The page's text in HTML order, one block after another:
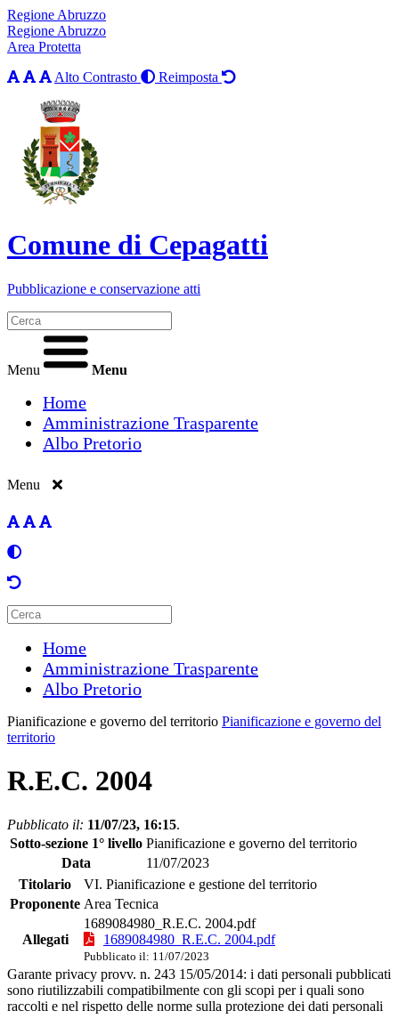
Regione Abruzzo
Regione Abruzzo
Area Protetta
Alto Contrasto
Reimposta
Comune di Cepagatti
Pubblicazione e conservazione atti
Menu Menu
Home
Amministrazione Trasparente
Albo Pretorio
Menu
Home
Amministrazione Trasparente
Albo Pretorio
Pianificazione e governo del territorio Pianificazione e governo del
territorio
R.E.C. 2004
Pubblicato il: 11/07/23, 16:15.
Sotto-sezione 1° livello Pianificazione e governo del territorio
Data
11/07/2023
Titolario
VI. Pianificazione e gestione del territorio
Proponente Area Tecnica
Allegati
1689084980_R.E.C. 2004.pdf
1689084980_R.E.C. 2004.pdf
Pubblicato il: 11/07/2023
Garante privacy provv. n. 243 15/05/2014: i dati personali pubblicati
sono riutilizzabili compatibilmente con gli scopi per i quali sono
raccolti e nel rispetto delle norme sulla protezione dei dati personali